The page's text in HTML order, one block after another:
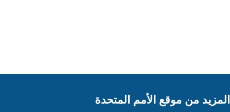
المزيد من موقع الأمم المتحدة